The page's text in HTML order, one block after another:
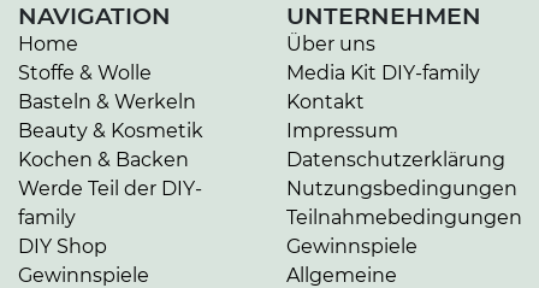
NAVIGATION
Home
Stoffe & Wolle
Basteln & Werkeln
Beauty & Kosmetik
Kochen & Backen
Werde Teil der DIY-
family
DIY Shop
Gewinnspiele
UNTERNEHMEN
Über uns
Media Kit DIY-family
Kontakt
Impressum
Datenschutzerklärung
Nutzungsbedingungen
Teilnahmebedingungen
Gewinnspiele
Allgemeine